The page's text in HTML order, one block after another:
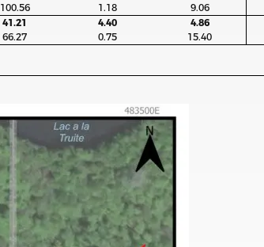
100.56 1.18 9.06
41.21 4.40 4.86
66.27 0.75 15.40